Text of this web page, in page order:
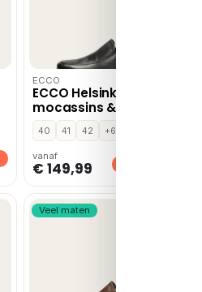
ECCO
ECCO Helsinki 2
mocassins & loafers –
Zwart
40 41 42 +6
vanaf
€ 149,99
Veel maten